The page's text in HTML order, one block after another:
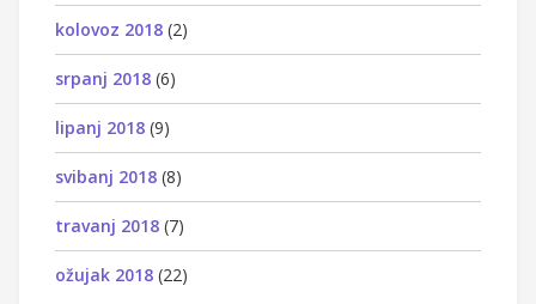
kolovoz 2018 (2)
srpanj 2018 (6)
lipanj 2018 (9)
svibanj 2018 (8)
travanj 2018 (7)
ožujak 2018 (22)